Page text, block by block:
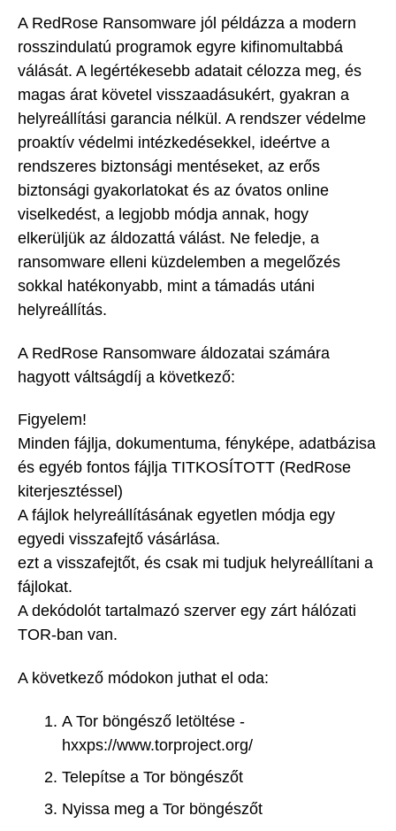
A RedRose Ransomware jól példázza a modern
rosszindulatú programok egyre kifinomultabbá
válását. A legértékesebb adatait célozza meg, és
magas árat követel visszaadásukért, gyakran a
helyreállítási garancia nélkül. A rendszer védelme
proaktív védelmi intézkedésekkel, ideértve a
rendszeres biztonsági mentéseket, az erős
biztonsági gyakorlatokat és az óvatos online
viselkedést, a legjobb módja annak, hogy
elkerüljük az áldozattá válást. Ne feledje, a
ransomware elleni küzdelemben a megelőzés
sokkal hatékonyabb, mint a támadás utáni
helyreállítás.
A RedRose Ransomware áldozatai számára
hagyott váltságdíj a következő:
Figyelem!
Minden fájlja, dokumentuma, fényképe, adatbázisa
és egyéb fontos fájlja TITKOSÍTOTT (RedRose
kiterjesztéssel)
A fájlok helyreállításának egyetlen módja egy
egyedi visszafejtő vásárlása.
ezt a visszafejtőt, és csak mi tudjuk helyreállítani a
fájlokat.
A dekódolót tartalmazó szerver egy zárt hálózati
TOR-ban van.
A következő módokon juthat el oda:
A Tor böngésző letöltése -
hxxps://www.torproject.org/
Telepítse a Tor böngészőt
Nyissa meg a Tor böngészőt